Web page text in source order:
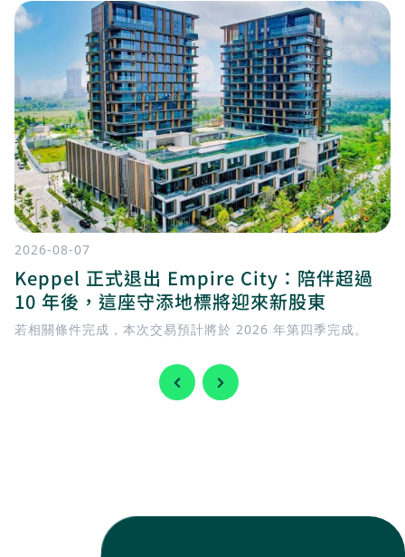
2026-08-07
Keppel 正式退出 Empire City：陪伴超過
10 年後，這座守添地標將迎來新股東
若相關條件完成，本次交易預計將於 2026 年第四季完成。